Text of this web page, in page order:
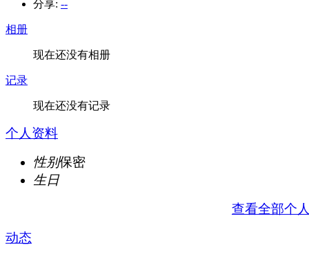
分享: --
相册
现在还没有相册
记录
现在还没有记录
个人资料
性别保密
生日
查看全部个
动态